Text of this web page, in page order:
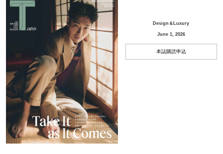
Design＆Luxury
June 1, 2026
本誌購読申込